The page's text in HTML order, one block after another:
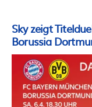
Sky zeigt
Borussia